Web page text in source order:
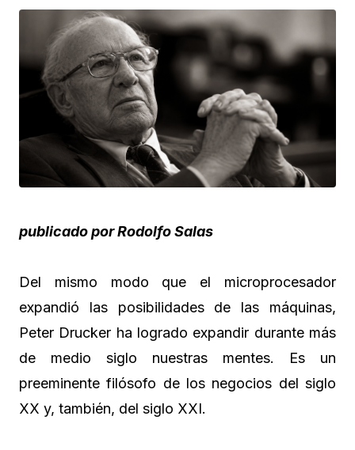
publicado por Rodolfo Salas
Del mismo modo que el microprocesador
expandió las posibilidades de las máquinas,
Peter Drucker ha logrado expandir durante más
de medio siglo nuestras mentes. Es un
preeminente filósofo de los negocios del siglo
XX y, también, del siglo XXI.